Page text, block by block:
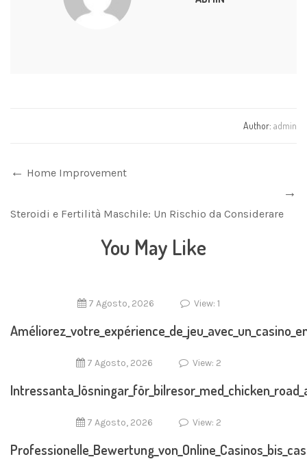
Author: admin
Home Improvement
Steroidi e Fertilità Maschile: Un Rischio da Considerare
You May Like
7 Agosto, 2026 View: 1
7 Agosto, 2026 View: 2
7 Agosto, 2026 View: 2